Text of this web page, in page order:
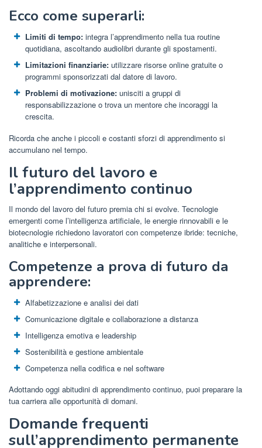
Ecco come superarli:
Limiti di tempo: integra l’apprendimento nella tua routine
quotidiana, ascoltando audiolibri durante gli spostamenti.
Limitazioni finanziarie: utilizzare risorse online gratuite o
programmi sponsorizzati dal datore di lavoro.
Problemi di motivazione: unisciti a gruppi di
responsabilizzazione o trova un mentore che incoraggi la
crescita.
Ricorda che anche i piccoli e costanti sforzi di apprendimento si
accumulano nel tempo.
Il futuro del lavoro e
l’apprendimento continuo
Il mondo del lavoro del futuro premia chi si evolve. Tecnologie
emergenti come l’intelligenza artificiale, le energie rinnovabili e le
biotecnologie richiedono lavoratori con competenze ibride: tecniche,
analitiche e interpersonali.
Competenze a prova di futuro da
apprendere:
Alfabetizzazione e analisi dei dati
Comunicazione digitale e collaborazione a distanza
Intelligenza emotiva e leadership
Sostenibilità e gestione ambientale
Competenza nella codifica e nel software
Adottando oggi abitudini di apprendimento continuo, puoi preparare la
tua carriera alle opportunità di domani.
Domande frequenti
sull’apprendimento permanente